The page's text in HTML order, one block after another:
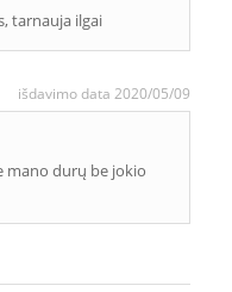
tarnauja ilgai
išdavimo data 2020/05/09
mano durų be jokio